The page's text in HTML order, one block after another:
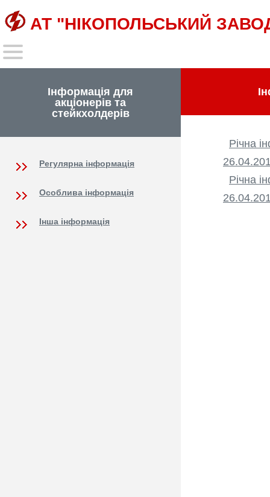
АТ "НІКОПОЛЬСЬКИЙ
Інформація для
акціонерів та
стейкхолдерів
Регулярна інформація
Особлива інформація
Інша інформація
Річна
Річна